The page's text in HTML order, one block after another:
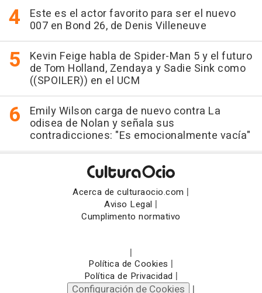
Este es el actor favorito para ser el nuevo
007 en Bond 26, de Denis Villeneuve
Kevin Feige habla de Spider-Man 5 y el futuro
de Tom Holland, Zendaya y Sadie Sink como
((SPOILER)) en el UCM
Emily Wilson carga de nuevo contra La
odisea de Nolan y señala sus
contradicciones: "Es emocionalmente vacía"
Acerca de culturaocio.com |
Aviso Legal |
Cumplimento normativo
|
Política de Cookies |
Política de Privacidad |
Configuración de Cookies |